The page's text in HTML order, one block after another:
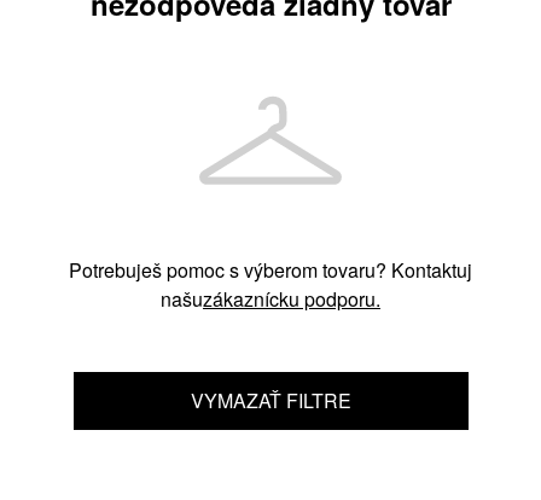
Potrebuješ pomoc s výberom tovaru? Kontaktuj
našuzákaznícku podporu.
VYMAZAŤ FILTRE